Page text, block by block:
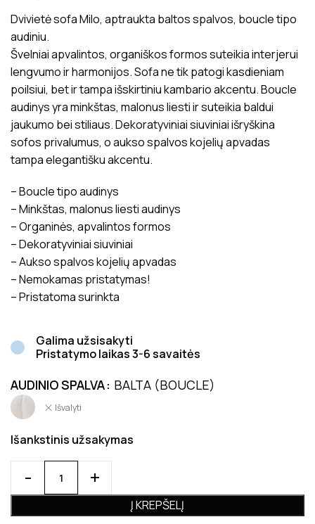
Dvivietė sofa Milo, aptraukta baltos spalvos, boucle tipo
audiniu.
Švelniai apvalintos, organiškos formos suteikia interjerui
lengvumo ir harmonijos. Sofa ne tik patogi kasdieniam
poilsiui, bet ir tampa išskirtiniu kambario akcentu. Boucle
audinys yra minkštas, malonus liesti ir suteikia baldui
jaukumo bei stiliaus. Dekoratyviniai siuviniai išryškina
sofos privalumus, o aukso spalvos kojelių apvadas
tampa elegantišku akcentu.
– Boucle tipo audinys
– Minkštas, malonus liesti audinys
– Organinės, apvalintos formos
– Dekoratyviniai siuviniai
– Aukso spalvos kojelių apvadas
– Nemokamas pristatymas!
– Pristatoma surinkta
Galima užsisakyti
Pristatymo laikas 3-6 savaitės
AUDINIO SPALVA BALTA (BOUCLE)
Išvalyti
Išankstinis užsakymas
Į KREPŠELĮ